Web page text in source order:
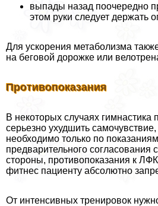
выпады назад поочередно
этом руки следует держать
Для ускорения метаболизма
на беговой дорожке или
Противопоказания
В некоторых случаях
серьезно ухудшить
необходимо только по
предварительного согласования
стороны, противопоказания к
фитнес пациенту абсолютно
От интенсивных тренировок